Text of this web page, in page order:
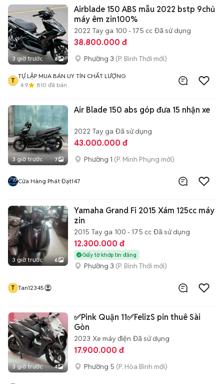
3 giờ trước 8
Airblade 150 ABS mẫu 2022 bstp 9chủ
máy êm zin100%
2022 Tay ga 100 - 175 cc Đã sử dụng
38.800.000 đ
Phường 3 (P. Bình Thới mới)
T
TỰ LẬP MUA BÁN UY TÍN CHẤT LƯỢNG
4.9
810 đã bán
3 giờ trước 7
Air Blade 150 abs góp đưa 15 nhận xe
2022 Tay ga Đã sử dụng
43.000.000 đ
Phường 1 (P. Minh Phụng mới)
Cửa Hàng Phát Đạt147
3 giờ trước 6
Yamaha Grand Fi 2015 Xám 125cc máy
zin
2015 Tay ga 100 - 175 cc Đã sử dụng
12.300.000 đ
Giấy tờ khớp tin đăng
Phường 3 (P. Bình Thới mới)
T Tan12345
3 giờ trước 4
✅Pink Quận 11✅FelizS pin thuê Sài
Gòn
2023 Xe máy điện Đã sử dụng
17.900.000 đ
Phường 5 (P. Hòa Bình mới)